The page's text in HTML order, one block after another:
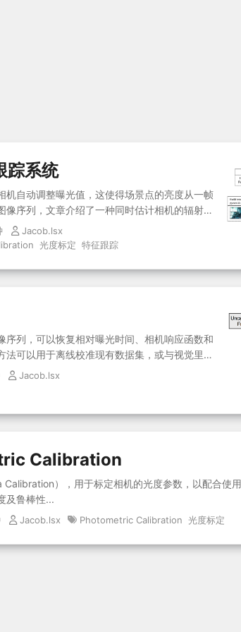
踪系统
机自动调整曝光值，这使得场景点的亮度从一帧
序列，文章介绍了一种同时估计相机的辐射响
通过建立负责图像亮度变化的全局和非线性过
化更加稳健。...
Jacob.lsx
光度标定 特征跟踪
序列，可以恢复相对曝光时间、相机响应函数和
可以用于离线校准现有数据集，或与视觉里程
Jacob.lsx
Calibration
），用于标定相机的光度参数，以配合使
及鲁棒性...
Jacob.lsx Photometric Calibration 光度标定